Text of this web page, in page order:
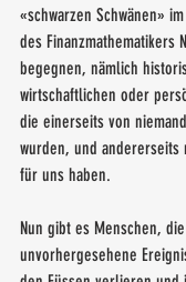
«schwarzen Schwänen»
des Finanzmathematikers
begegnen, nämlich
wirtschaftlichen oder
die einerseits von
wurden, und andererseits
für uns haben.
Nun gibt es Menschen,
unvorhergesehene